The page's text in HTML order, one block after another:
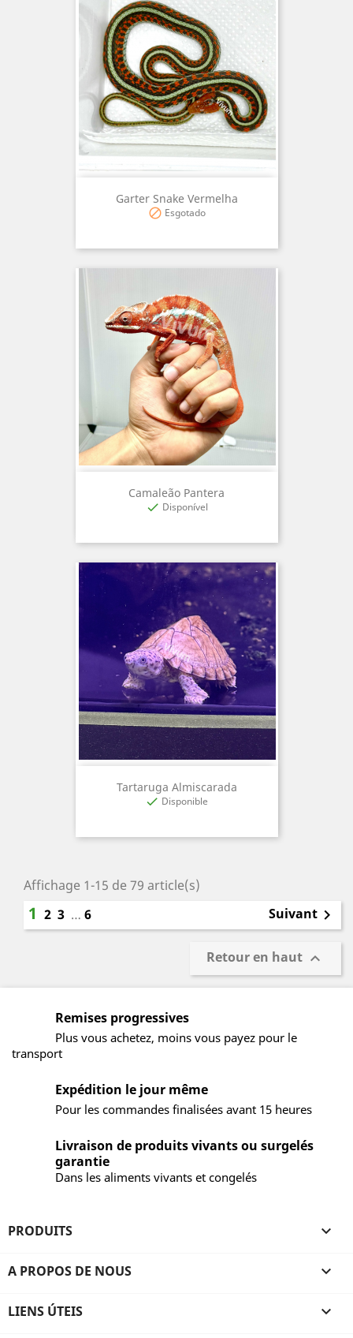
Garter Snake Vermelha
 Esgotado
Camaleão Pantera
 Disponível
Tartaruga Almiscarada
 Disponible
Affichage 1-15 de 79 article(s)
1 2 3 … 6 Suivant 
Retour en haut 
Remises progressives
Plus vous achetez, moins vous payez pour le
transport
Expédition le jour même
Pour les commandes finalisées avant 15 heures
Livraison de produits vivants ou surgelés
garantie
Dans les aliments vivants et congelés
PRODUITS 
A PROPOS DE NOUS 
LIENS ÚTEIS 